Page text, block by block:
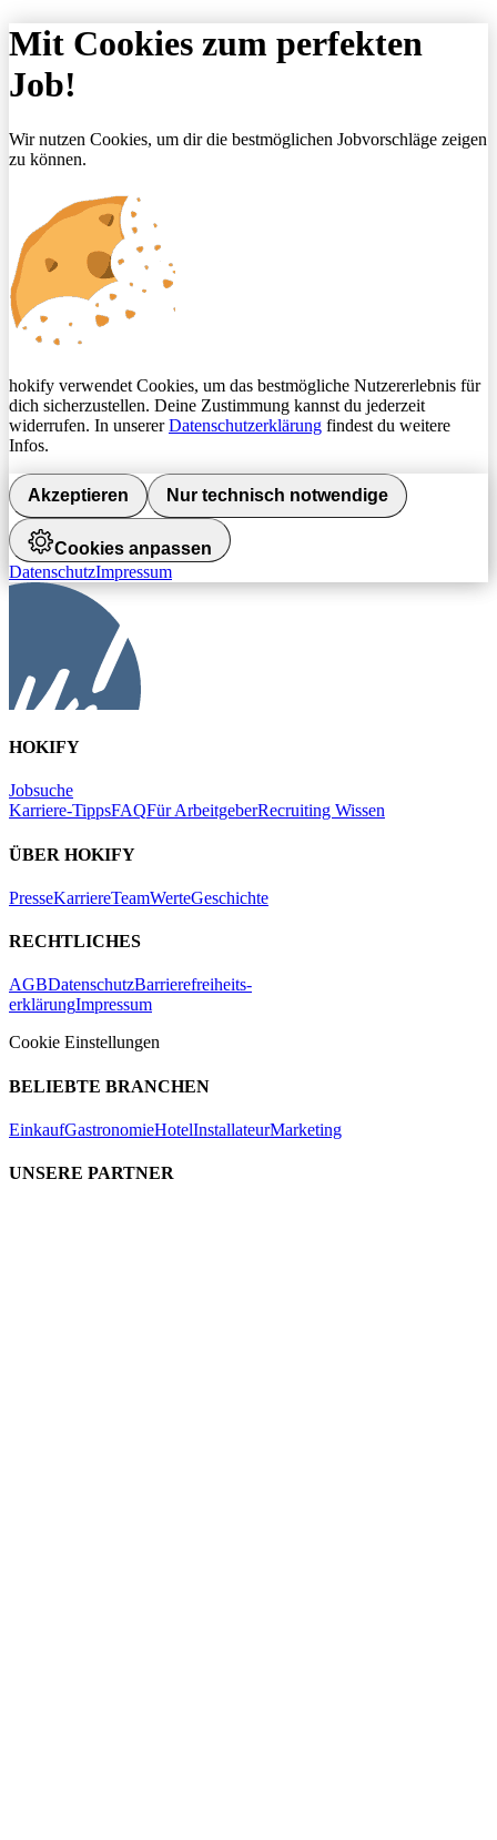
Mit Cookies zum perfekten
Job!
Wir nutzen Cookies, um dir die bestmöglichen Jobvorschläge zeigen
zu können.
hokify verwendet Cookies, um das bestmögliche Nutzererlebnis für
dich sicherzustellen. Deine Zustimmung kannst du jederzeit
widerrufen. In unsererDatenschutzerklärung findest du weitere
Infos.
Akzeptieren Nur technisch notwendige
Cookies anpassen
DatenschutzImpressum
HOKIFY
Jobsuche
Karriere-TippsFAQFür ArbeitgeberRecruiting Wissen
ÜBER HOKIFY
PresseKarriereTeamWerteGeschichte
RECHTLICHES
AGBDatenschutzBarrierefreiheits-
erklärungImpressum
Cookie Einstellungen
BELIEBTE BRANCHEN
EinkaufGastronomieHotelInstallateurMarketing
UNSERE PARTNER